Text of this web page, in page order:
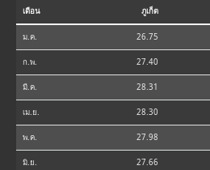
เดือน ภูเก็ต
ม.ค. 26.75
ก.พ. 27.40
มี.ค. 28.31
เม.ย. 28.30
พ.ค. 27.98
มิ.ย. 27.66